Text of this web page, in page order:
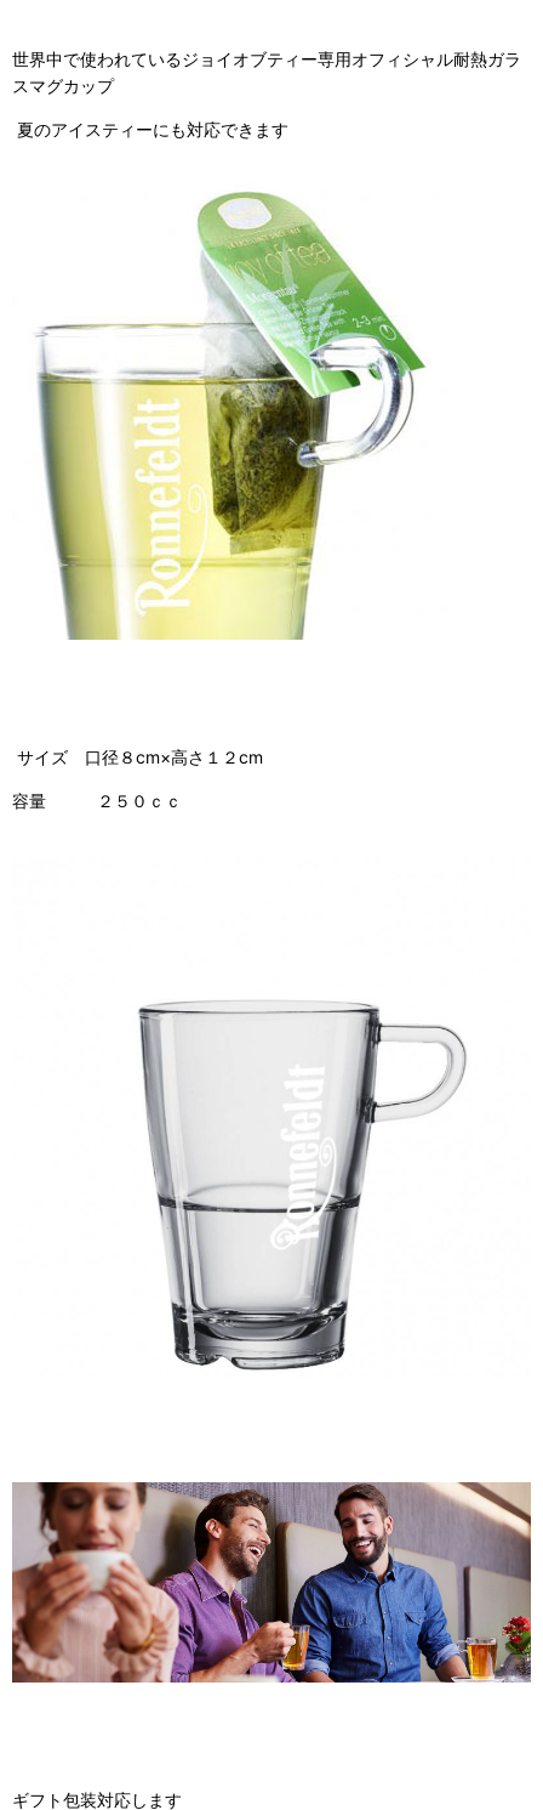
世界中で使われているジョイオブティー専用オフィシャル耐熱ガラ
スマグカップ
夏のアイスティーにも対応できます
サイズ 口径８cm×高さ１２cm
容量 ２５０ｃｃ
ギフト包装対応します